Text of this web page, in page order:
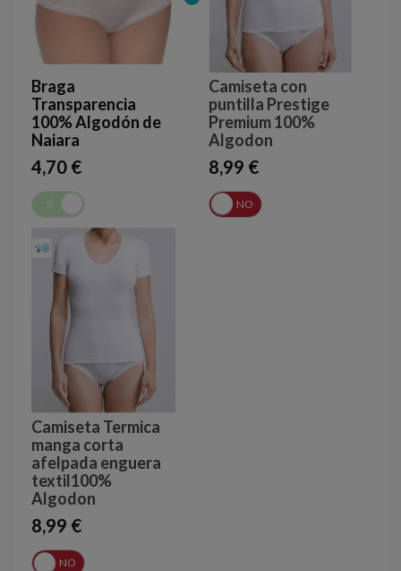
Braga
Transparencia
100% Algodón de
Naiara
4,70 €
SÍ
Camiseta con
puntilla Prestige
Premium 100%
Algodon
8,99 €
NO
Camiseta Termica
manga corta
afelpada enguera
textil100%
Algodon
8,99 €
NO